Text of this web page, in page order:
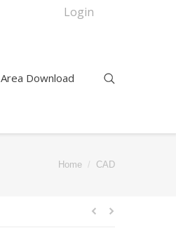
Login
Area Download
You are here:
Home CAD